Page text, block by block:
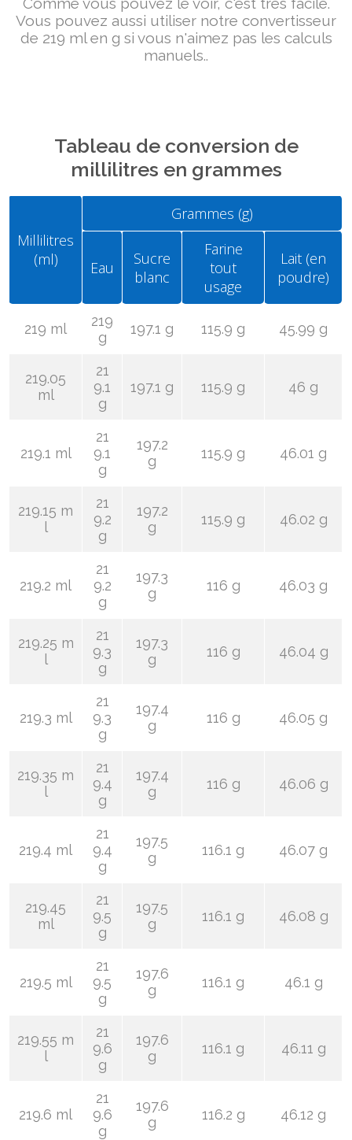
Vous pouvez aussi utiliser notre convertisseur
de 219 ml en g si vous n'aimez pas les calculs
manuels..
Tableau de conversion de
millilitres en grammes
Millilitres
(ml)
Grammes (g)
Eau
Sucre
blanc
Farine
tout
usage
Lait (en
poudre)
219 ml
219
g
197.1 g 115.9 g 45.99 g
219.05
ml
21
9.1
g
197.1 g 115.9 g 46 g
219.1 ml
21
9.1
g
197.2
g
115.9 g 46.01 g
219.15 m
l
21
9.2
g
197.2
g
115.9 g 46.02 g
219.2 ml
21
9.2
g
197.3
g
116 g 46.03 g
219.25 m
l
21
9.3
g
197.3
g
116 g 46.04 g
219.3 ml
21
9.3
g
197.4
g
116 g 46.05 g
219.35 m
l
21
9.4
g
197.4
g
116 g 46.06 g
219.4 ml
21
9.4
g
197.5
g
116.1 g 46.07 g
219.45
ml
21
9.5
g
197.5
g
116.1 g 46.08 g
219.5 ml
21
9.5
g
197.6
g
116.1 g 46.1 g
219.55 m
l
21
9.6
g
197.6
g
116.1 g 46.11 g
219.6 ml
21
9.6
g
197.6
g
116.2 g 46.12 g